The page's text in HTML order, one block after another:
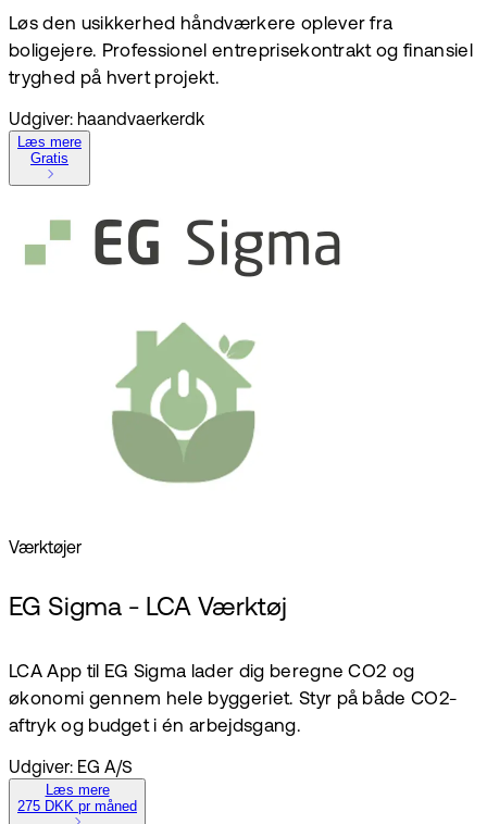
Løs den usikkerhed håndværkere oplever fra
boligejere. Professionel entreprisekontrakt og finansiel
tryghed på hvert projekt.
Udgiver: haandvaerkerdk
Læs mere
Gratis
Værktøjer
EG Sigma - LCA Værktøj
LCA App til EG Sigma lader dig beregne CO2 og
økonomi gennem hele byggeriet. Styr på både CO2-
aftryk og budget i én arbejdsgang.
Udgiver: EG A/S
Læs mere
275 DKK pr måned